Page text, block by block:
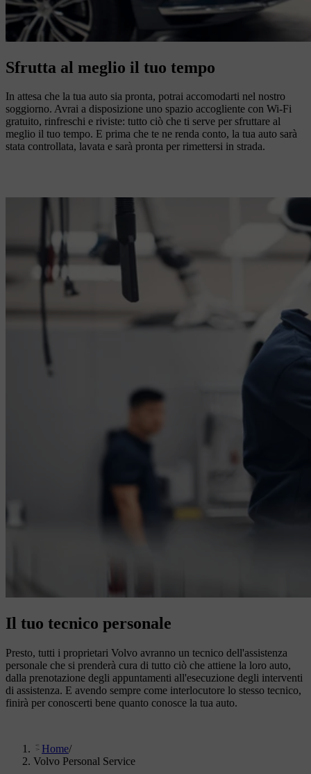
Sfrutta al meglio il tuo tempo
In attesa che la tua auto sia pronta, potrai accomodarti nel nostro
soggiorno. Avrai a disposizione uno spazio accogliente con Wi-Fi
gratuito, rinfreschi e riviste: tutto ciò che ti serve per sfruttare al
meglio il tuo tempo. E prima che te ne renda conto, la tua auto sarà
stata controllata, lavata e sarà pronta per rimettersi in strada.
Il tuo tecnico personale
Presto, tutti i proprietari Volvo avranno un tecnico dell'assistenza
personale che si prenderà cura di tutto ciò che attiene la loro auto,
dalla prenotazione degli appuntamenti all'esecuzione degli interventi
di assistenza. E avendo sempre come interlocutore lo stesso tecnico,
finirà per conoscerti bene quanto conosce la tua auto.
Home/
Volvo Personal Service